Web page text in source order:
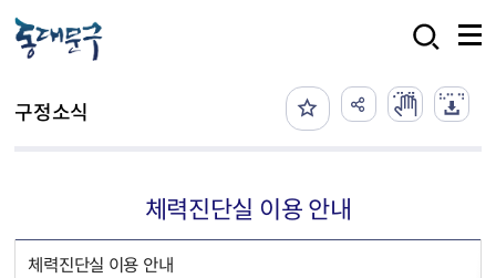
구정소식
체력진단실 이용 안내
체력진단실 이용 안내